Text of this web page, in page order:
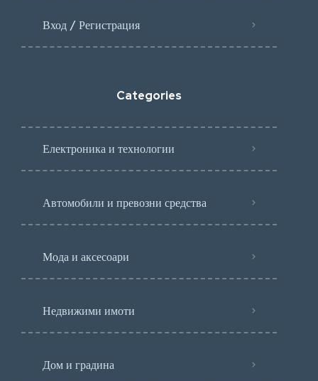
Вход / Регистрация
Categories
Електроника и технологии
Автомобили и превозни средства
Мода и аксесоари
Недвижими имоти
Дом и градина